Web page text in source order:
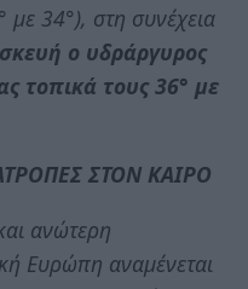
με 34°), στη συνέχεια
ο υδράργυρος
τοπικά τους 36° με
ΣΤΟΝ ΚΑΙΡΟ
ανώτερη
Ευρώπη αναμένεται